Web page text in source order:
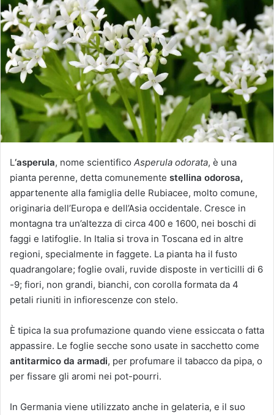
a
u
n
'
e
m
a
i
L‘asperula, nome scientifico Asperula odorata, è una
pianta perenne, detta comunemente stellina odorosa,
appartenente alla famiglia delle Rubiacee, molto comune,
originaria dell’Europa e dell’Asia occidentale. Cresce in
montagna tra un’altezza di circa 400 e 1600, nei boschi di
faggi e latifoglie. In Italia si trova in Toscana ed in altre
regioni, specialmente in faggete. La pianta ha il fusto
quadrangolare; foglie ovali, ruvide disposte in verticilli di 6
-9; fiori, non grandi, bianchi, con corolla formata da 4
petali riuniti in infiorescenze con stelo.
È tipica la sua profumazione quando viene essiccata o fatta
appassire. Le foglie secche sono usate in sacchetto come
antitarmico da armadi, per profumare il tabacco da pipa, o
per fissare gli aromi nei pot-pourri.
In Germania viene utilizzato anche in gelateria, e il suo